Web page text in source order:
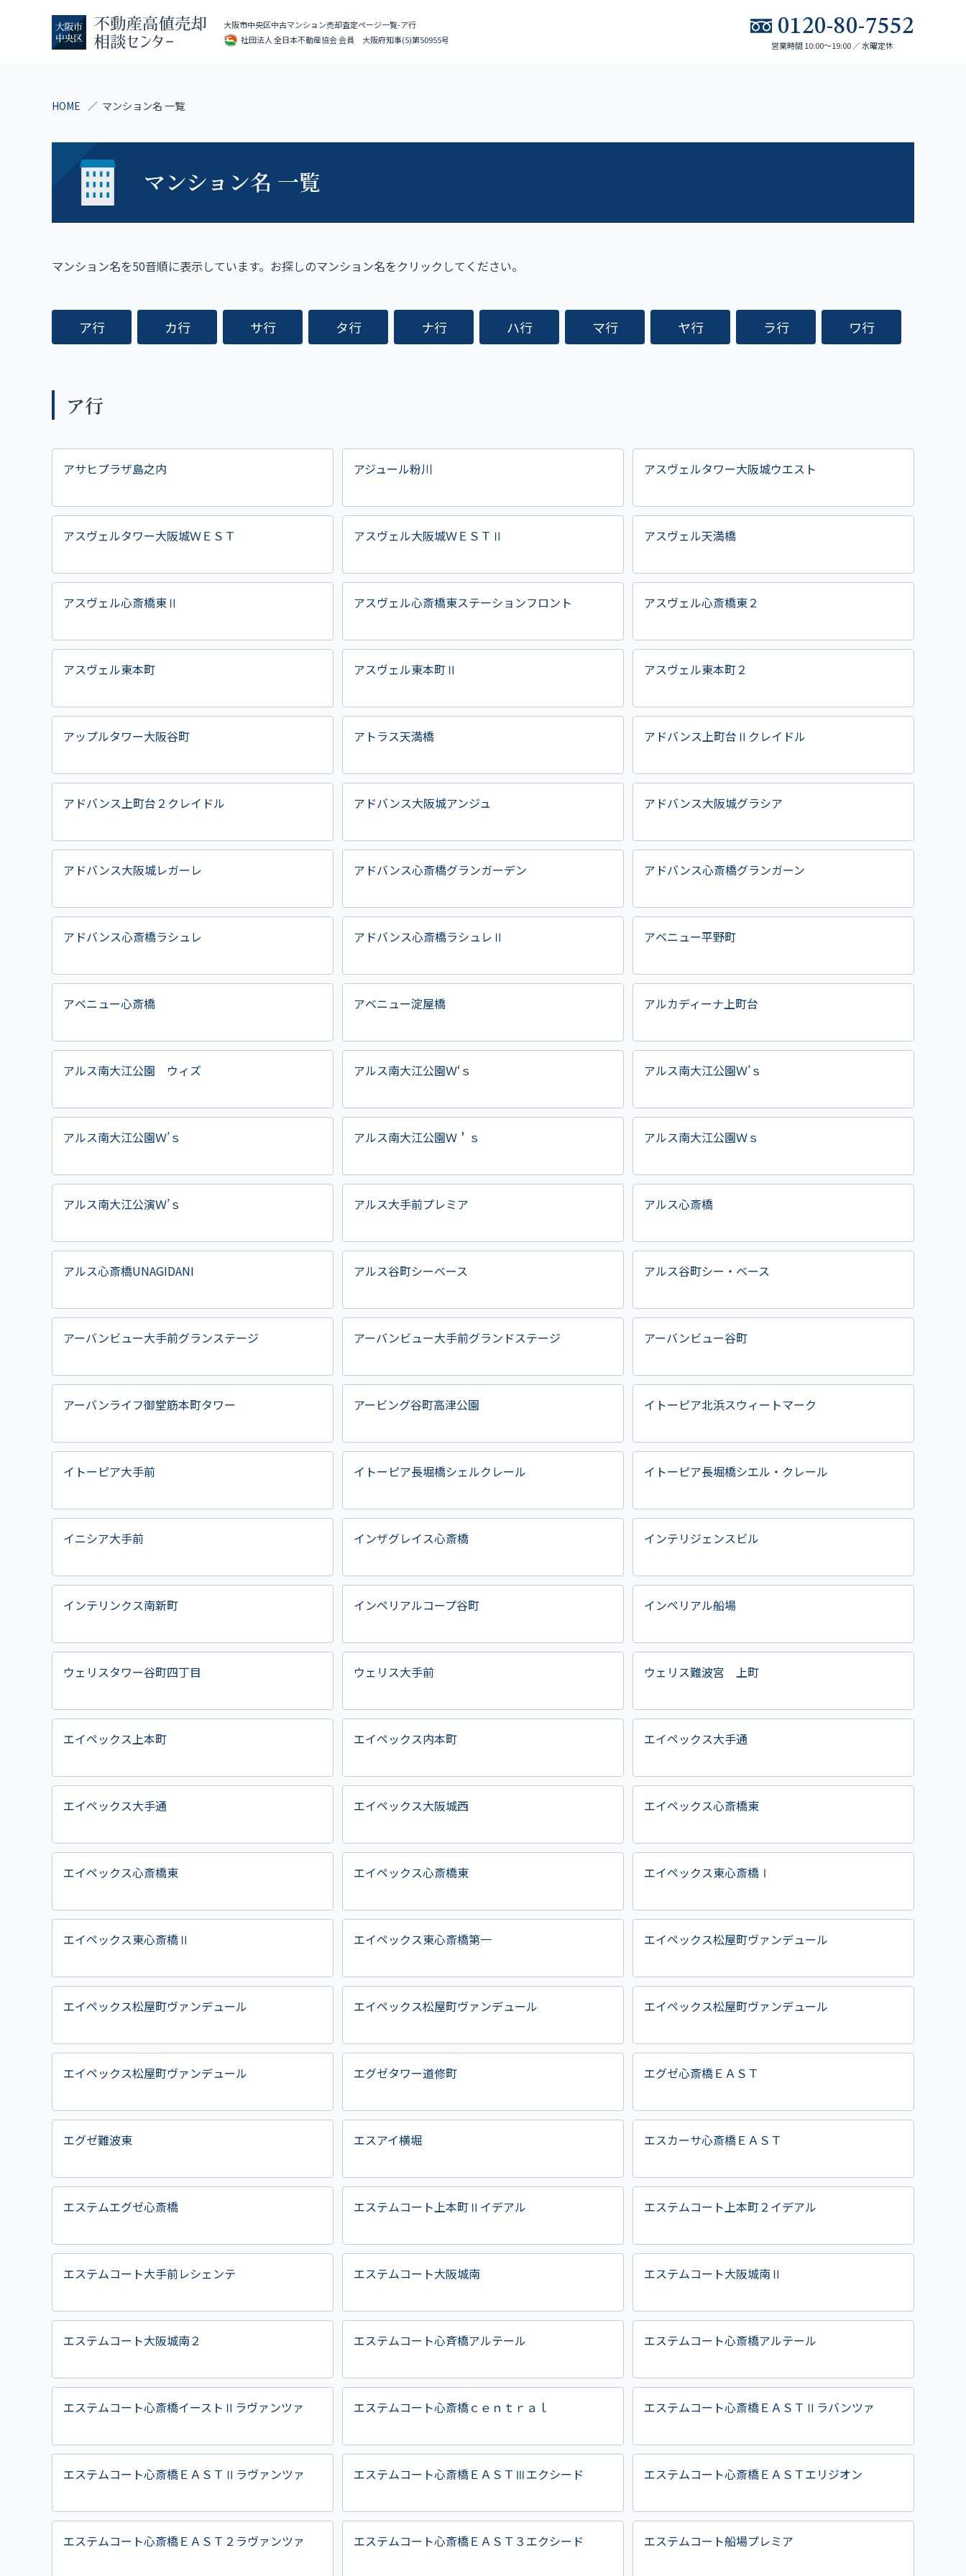
大阪市中央区中古マンション売却査定ページ一覧-ア行
社団法人 全日本不動産協会 会員 大阪府知事(5)第50955号
0120-80-7552
営業時間 10:00～19:00 ／ 水曜定休
HOME マンション名 一覧
マンション名 一覧
マンション名を50音順に表示しています。お探しのマンション名をクリックしてください。
ア行 カ行 サ行 タ行 ナ行 ハ行 マ行 ヤ行 ラ行 ワ行
ア行
アサヒプラザ島之内 アジュール粉川 アスヴェルタワー大阪城ウエスト
アスヴェルタワー大阪城ＷＥＳＴ アスヴェル大阪城ＷＥＳＴⅡ アスヴェル天満橋
アスヴェル心斎橋東Ⅱ アスヴェル心斎橋東ステーションフロント アスヴェル心斎橋東２
アスヴェル東本町 アスヴェル東本町Ⅱ アスヴェル東本町２
アップルタワー大阪谷町 アトラス天満橋 アドバンス上町台Ⅱクレイドル
アドバンス上町台２クレイドル アドバンス大阪城アンジュ アドバンス大阪城グラシア
アドバンス大阪城レガーレ アドバンス心斎橋グランガーデン アドバンス心斎橋グランガーン
アドバンス心斎橋ラシュレ アドバンス心斎橋ラシュレⅡ アベニュー平野町
アベニュー心斎橋 アベニュー淀屋橋 アルカディーナ上町台
アルス南大江公園 ウィズ アルス南大江公園Ｗ‘ｓ アルス南大江公園Ｗ’ｓ
アルス南大江公園Ｗ’ｓ アルス南大江公園Ｗ＇ｓ アルス南大江公園Ｗｓ
アルス南大江公演Ｗ’ｓ アルス大手前プレミア アルス心斎橋
アルス心斎橋UNAGIDANI アルス谷町シーベース アルス谷町シー・ベース
アーバンビュー大手前グランステージ アーバンビュー大手前グランドステージ アーバンビュー谷町
アーバンライフ御堂筋本町タワー アービング谷町高津公園 イトーピア北浜スウィートマーク
イトーピア大手前 イトーピア長堀橋シェルクレール イトーピア長堀橋シエル・クレール
イニシア大手前 インザグレイス心斎橋 インテリジェンスビル
インテリンクス南新町 インペリアルコープ谷町 インペリアル船場
ウェリスタワー谷町四丁目 ウェリス大手前 ウェリス難波宮 上町
エイペックス上本町 エイペックス内本町 エイペックス大手通
エイペックス大手通 エイペックス大阪城西 エイペックス心斎橋東
エイペックス心斎橋東 エイペックス心斎橋東 エイペックス東心斎橋Ⅰ
エイペックス東心斎橋Ⅱ エイペックス東心斎橋第一 エイペックス松屋町ヴァンデュール
エイペックス松屋町ヴァンデュール エイペックス松屋町ヴァンデュール エイペックス松屋町ヴァンデュール
エイペックス松屋町ヴァンデュール エグゼタワー道修町 エグゼ心斎橋ＥＡＳＴ
エグゼ難波東 エスアイ横堀 エスカーサ心斎橋ＥＡＳＴ
エステムエグゼ心斎橋 エステムコート上本町Ⅱイデアル エステムコート上本町２イデアル
エステムコート大手前レシェンテ エステムコート大阪城南 エステムコート大阪城南Ⅱ
エステムコート大阪城南２ エステムコート心斉橋アルテール エステムコート心斎橋アルテール
エステムコート心斎橋イーストⅡラヴァンツァ エステムコート心斎橋ｃｅｎｔｒａｌ エステムコート心斎橋ＥＡＳＴⅡラバンツァ
エステムコート心斎橋ＥＡＳＴⅡラヴァンツァ エステムコート心斎橋ＥＡＳＴⅢエクシード エステムコート心斎橋ＥＡＳＴエリジオン
エステムコート心斎橋ＥＡＳＴ２ラヴァンツァ エステムコート心斎橋ＥＡＳＴ３エクシード エステムコート船場プレミア